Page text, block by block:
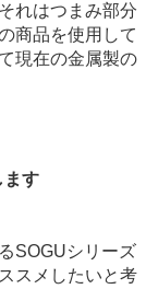
れはつまみ部分
商品を使用して
現在の金属製の
ます
SOGUシリーズ
スメしたいと考